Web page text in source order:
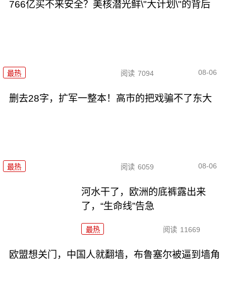
766亿买不来安全？美核潜光鲜\"大计划\"的背后
最热 阅读 7094 08-06
删去28字，扩军一整本！高市的把戏骗不了东大
最热 阅读 6059 08-06
河水干了，欧洲的底裤露出来
了，“生命线”告急
最热 阅读 11669
欧盟想关门，中国人就翻墙，布鲁塞尔被逼到墙角